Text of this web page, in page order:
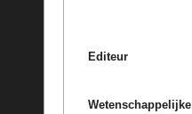
Editeur
Wetenschappelijke